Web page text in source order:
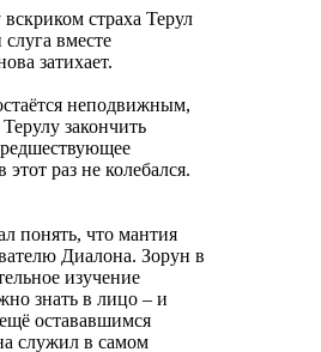
страха Терул
вместе
затихает.
неподвижным,
закончить
раз не колебался.
понять, что мантия
Диалона. Зорун в
изучение
знать в лицо – и
остававшимся
служил в самом